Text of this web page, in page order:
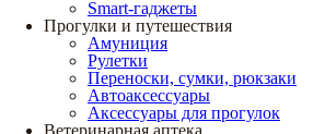
Smart-гаджеты
Прогулки и путешествия
Амуниция
Рулетки
Переноски, сумки, рюкзаки
Автоаксессуары
Аксессуары для прогулок
Ветеринарная аптека